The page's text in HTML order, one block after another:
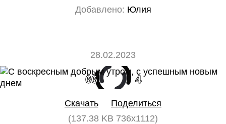
Добавлено: Юлия
28.02.2023
66 4
Скачать
Поделиться
(137.38 KB 736x1112)